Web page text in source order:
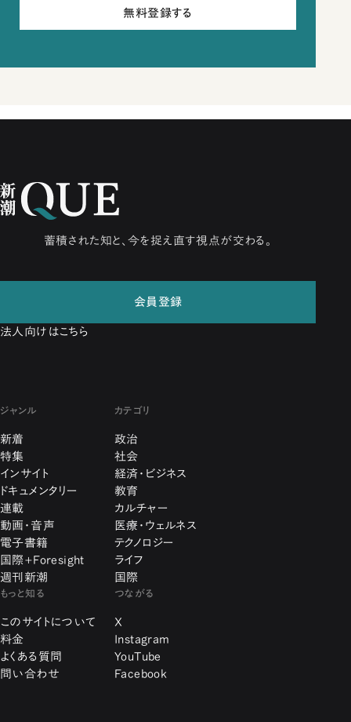
無料登録する
蓄積された知と、今を捉え直す視点が交わる。
会員登録
法人向けはこちら
ジャンル
新着
特集
インサイト
ドキュメンタリー
連載
動画・音声
電子書籍
国際+Foresight
週刊新潮
カテゴリ
政治
社会
経済・ビジネス
教育
カルチャー
医療・ウェルネス
テクノロジー
ライフ
国際
もっと知る
このサイトについて
料金
よくある質問
問い合わせ
つながる
X
Instagram
YouTube
Facebook